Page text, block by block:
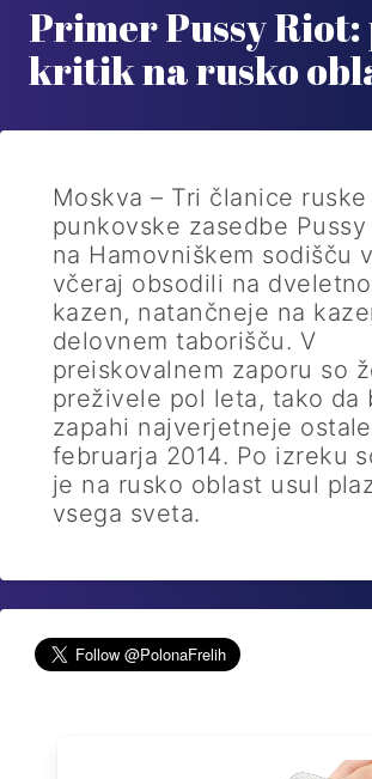
Primer Pussy Riot:
kritik na rusko
Moskva – Tri članice ruske
punkovske zasedbe Pussy
na Hamovniškem sodišču
včeraj obsodili na
kazen, natančneje na
delovnem taborišču. V
preiskovalnem zaporu so
preživele pol leta, tako da
zapahi najverjetneje
februarja 2014. Po izreku
je na rusko oblast usul
vsega sveta.